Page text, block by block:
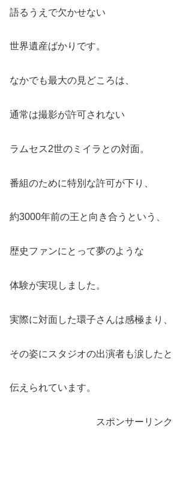
語るうえで欠かせない
世界遺産ばかりです。
なかでも最大の見どころは、
通常は撮影が許可されない
ラムセス2世のミイラとの対面。
番組のために特別な許可が下り、
約3000年前の王と向き合うという、
歴史ファンにとって夢のような
体験が実現しました。
実際に対面した環子さんは感極まり、
その姿にスタジオの出演者も涙したと
伝えられています。
スポンサーリンク